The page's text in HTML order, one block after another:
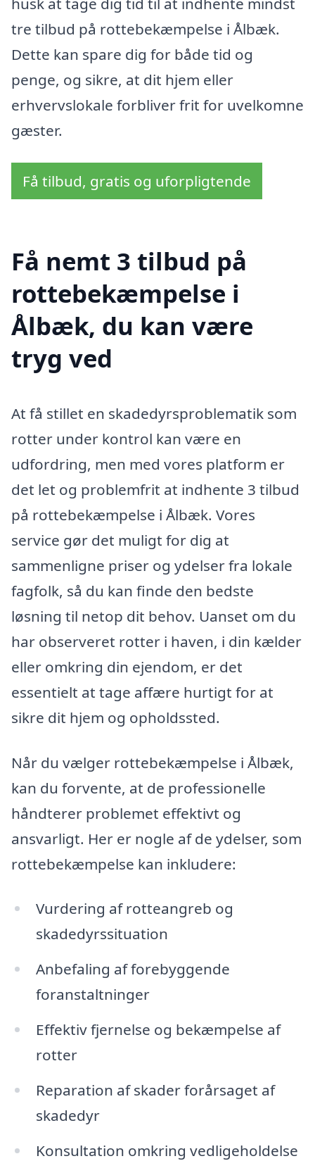
tre tilbud på rottebekæmpelse i Ålbæk.
Dette kan spare dig for både tid og
penge, og sikre, at dit hjem eller
erhvervslokale forbliver frit for uvelkomne
gæster.
Få tilbud, gratis og uforpligtende
Få nemt 3 tilbud på
rottebekæmpelse i
Ålbæk, du kan være
tryg ved
At få stillet en skadedyrsproblematik som
rotter under kontrol kan være en
udfordring, men med vores platform er
det let og problemfrit at indhente 3 tilbud
på rottebekæmpelse i Ålbæk. Vores
service gør det muligt for dig at
sammenligne priser og ydelser fra lokale
fagfolk, så du kan finde den bedste
løsning til netop dit behov. Uanset om du
har observeret rotter i haven, i din kælder
eller omkring din ejendom, er det
essentielt at tage affære hurtigt for at
sikre dit hjem og opholdssted.
Når du vælger rottebekæmpelse i Ålbæk,
kan du forvente, at de professionelle
håndterer problemet effektivt og
ansvarligt. Her er nogle af de ydelser, som
rottebekæmpelse kan inkludere:
Vurdering af rotteangreb og
skadedyrssituation
Anbefaling af forebyggende
foranstaltninger
Effektiv fjernelse og bekæmpelse af
rotter
Reparation af skader forårsaget af
skadedyr
Konsultation omkring vedligeholdelse